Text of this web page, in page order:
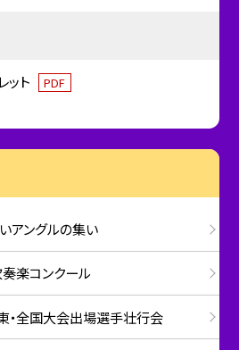
ット PDF
アングルの集い
楽コンクール
全国大会出場選手壮行会